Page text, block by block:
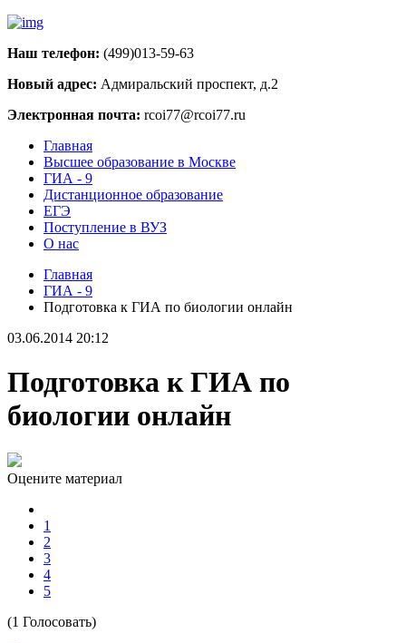
Наш телефон: (499)013-59-63
Новый адрес: Адмиральский проспект, д.2
Электронная почта: rcoi77@rcoi77.ru
Главная
Высшее образование в Москве
ГИА - 9
Дистанционное образование
ЕГЭ
Поступление в ВУЗ
О нас
Главная
ГИА - 9
Подготовка к ГИА по биологии онлайн
03.06.2014 20:12
Подготовка к ГИА по
биологии онлайн
Оцените материал
1
2
3
4
5
(1 Голосовать)